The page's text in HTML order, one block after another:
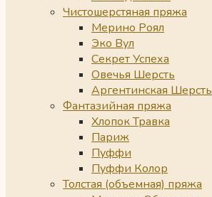
Чистошерстяная пряжа
Мерино Роял
Эко Вул
Секрет Успеха
Овечья Шерсть
Аргентинская Шерсть
Фантазийная пряжа
Хлопок Травка
Париж
Пуффи
Пуффи Колор
Толстая (объемная) пряжа